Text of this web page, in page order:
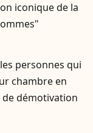
iconique de la
personnes qui
chambre en
démotivation